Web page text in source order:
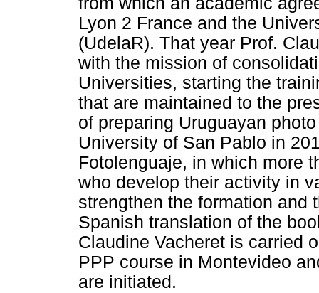
Lyon 2 France and the
(UdelaR). That year Prof.
with the mission of
Universities, starting the
that are maintained to the
of preparing Uruguayan
University of San Pablo in
Fotolenguaje, in which more
who develop their activity in
strengthen the formation and
Spanish translation of the
Claudine Vacheret is carried
PPP course in Montevideo
are initiated.